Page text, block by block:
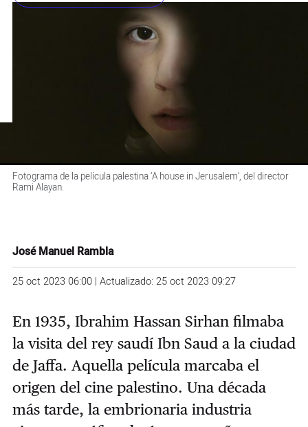
Fotograma de la película palestina ‘A house in Jerusalem’, del director
Rami Alayan.
José Manuel Rambla
25 oct 2023 06:00 | Actualizado: 25 oct 2023 09:27
En 1935, Ibrahim Hassan Sirhan filmaba
la visita del rey saudí Ibn Saud a la ciudad
de Jaffa. Aquella película marcaba el
origen del cine palestino. Una década
más tarde, la embrionaria industria